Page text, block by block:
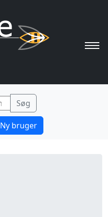
Ny bruger